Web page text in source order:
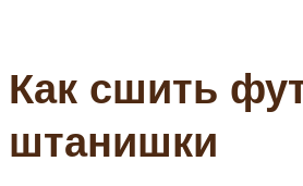
Как сшить
штанишки